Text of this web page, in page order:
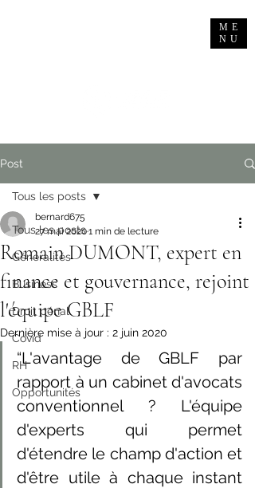
ME
NU
Post
Tous les posts
Généralités
Business
Droit pénal
Covid
RH
Opportunités
Tous les posts
Romain DUMONT, expert en
finance et gouvernance, rejoint
l'équipe GBLF
bernard675
27 mai 20201 min de lecture
Dernière mise à jour : 2 juin 2020
“L'avantage de GBLF par
rapport à un cabinet d'avocats
conventionnel ? L'équipe
d'experts qui permet
d'étendre le champ d'action et
d'être utile à chaque instant